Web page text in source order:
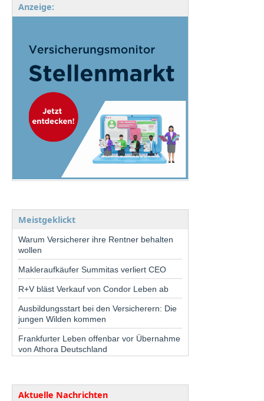
Anzeige:
Meistgeklickt
Warum Versicherer ihre Rentner behalten
wollen
Makleraufkäufer Summitas verliert CEO
R+V bläst Verkauf von Condor Leben ab
Ausbildungsstart bei den Versicherern: Die
jungen Wilden kommen
Frankfurter Leben offenbar vor Übernahme
von Athora Deutschland
Aktuelle Nachrichten